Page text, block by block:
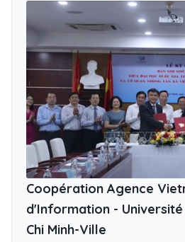
Coopération Agence
d'Information -
Chi Minh-Ville